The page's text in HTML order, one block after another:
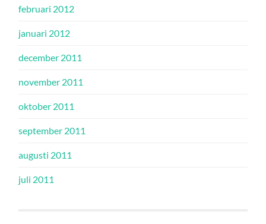
februari 2012
januari 2012
december 2011
november 2011
oktober 2011
september 2011
augusti 2011
juli 2011